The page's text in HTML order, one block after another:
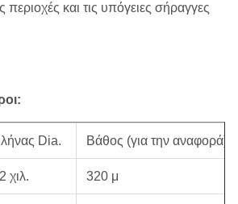
περιοχές και τις υπόγειες σήραγγες
Dia. Βάθος (για την αναφορά)
χιλ. 320 μ